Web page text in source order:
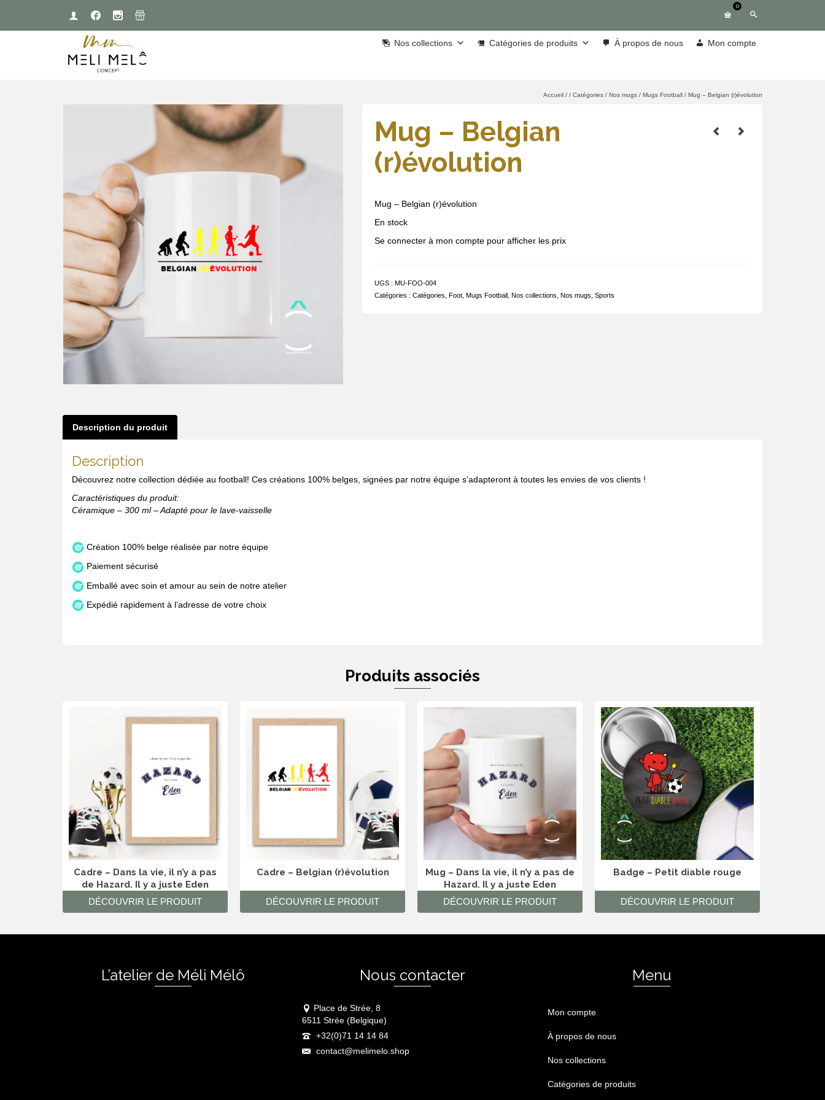
0
Nos collections Catégories de produits À propos de nous Mon compte
Accueil / / Catégories / Nos mugs / Mugs Football / Mug – Belgian (r)évolution
Mug – Belgian
(r)évolution
Mug – Belgian (r)évolution
En stock
Se connecter à mon compte pour afficher les prix
UGS : MU-FOO-004
Catégories : Catégories Foot, Mugs Football, Nos collections Nos mugs Sports
Description du produit
Description
Découvrez notre collection dédiée au football! Ces créations 100% belges, signées par notre équipe s’adapteront à toutes les envies de vos clients !
Caractéristiques du produit:
Céramique – 300 ml – Adapté pour le lave-vaisselle
Création 100% belge réalisée par notre équipe
Paiement sécurisé
Emballé avec soin et amour au sein de notre atelier
Expédié rapidement à l’adresse de votre choix
Produits associés
Cadre – Dans la vie, il n’y a pas
de Hazard. Il y a juste Eden
DÉCOUVRIR LE PRODUIT
Cadre – Belgian (r)évolution
DÉCOUVRIR LE PRODUIT
Mug – Dans la vie, il n’y a pas de
Hazard. Il y a juste Eden
DÉCOUVRIR LE PRODUIT
Badge – Petit diable rouge
DÉCOUVRIR LE PRODUIT
L’atelier de Méli Mélô Nous contacter
Place de Strée, 8
6511 Strée (Belgique)
+32(0)71 14 14 84
contact@melimelo.shop
Menu
Mon compte
À propos de nous
Nos collections
Catégories de produits